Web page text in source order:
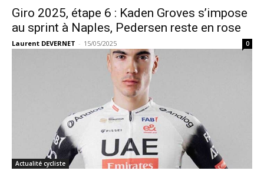
Giro 2025, étape 6 : Kaden Groves s’impose
au sprint à Naples, Pedersen reste en rose
Laurent DEVERNET - 15/05/2025 0
Actualité cycliste